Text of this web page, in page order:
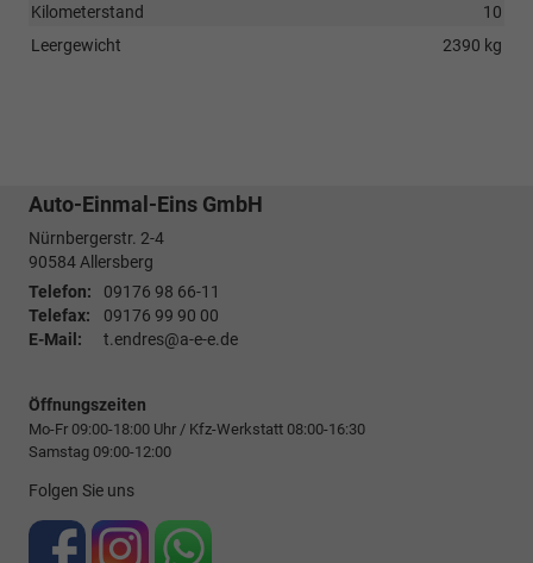
Kilometerstand
10
Leergewicht
2390 kg
Auto-Einmal-Eins GmbH
Nürnbergerstr. 2-4
90584Allersberg
Telefon:
09176 98 66-11
Telefax:
09176 99 90 00
E-Mail:
t.endres@a-e-e.de
Öffnungszeiten
Mo-Fr 09:00-18:00 Uhr / Kfz-Werkstatt 08:00-16:30
Samstag 09:00-12:00
Folgen Sie uns